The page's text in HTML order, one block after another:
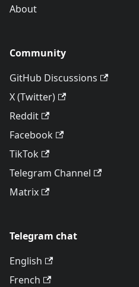
About
Community
GitHub Discussions
X (Twitter)
Reddit
Facebook
TikTok
Telegram Channel
Matrix
Telegram chat
English
French